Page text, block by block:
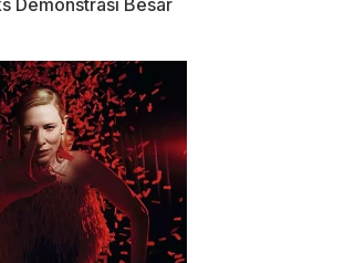
Demonstrasi Besar